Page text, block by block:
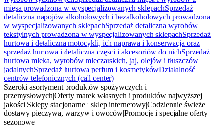
mięsa prowadzona w wyspecjalizowanych sklepachSprzedaż
detaliczna napojów alkoholowych i bezalkoholowych prowadzona
w wyspecjalizowanych sklepachSprzedaż detaliczna wyrobów
tekstylnych prowadzona w wyspecjalizowanych sklepachSprzedaż
hurtowa i detaliczna motocykli, ich naprawa i konserwacja oraz
sprzedaż hurtowa i detaliczna części i akcesoriów do nichSprzedaż
hurtowa mleka, wyrobów mleczarskich, jaj, olejów i tłuszczów
jadalnychSprzedaż hurtowa perfum i kosmetykówDziałalność
centrów telefonicznych (call center)
Szeroki asortyment produktów spożywczych i
przemysłowychOferty marek własnych i produktów najwyższej
jakości Sklepy stacjonarne i sklep internetowyCodziennie świeże
dostawy pieczywa, warzyw i owocówPromocje i specjalne oferty
sezonowe